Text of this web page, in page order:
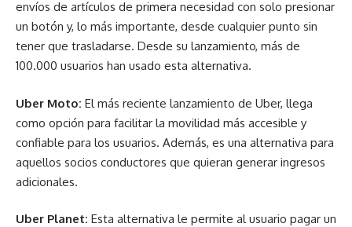
envíos de artículos de primera necesidad con solo presionar
un botón y, lo más importante, desde cualquier punto sin
tener que trasladarse. Desde su lanzamiento, más de
100.000 usuarios han usado esta alternativa.
Uber Moto: El más reciente lanzamiento de Uber, llega
como opción para facilitar la movilidad más accesible y
confiable para los usuarios. Además, es una alternativa para
aquellos socios conductores que quieran generar ingresos
adicionales.
Uber Planet: Esta alternativa le permite al usuario pagar un